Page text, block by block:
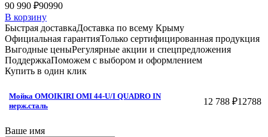
90 990 ₽90990
В корзину
Быстрая доставкаДоставка по всему Крыму
Официальная гарантияТолько сертифицированная продукция
Выгодные ценыРегулярные акции и спецпредложения
ПоддержкаПоможем с выбором и оформлением
Купить в один клик
Мойка OMOIKIRI OMI 44-U/I QUADRO IN
нерж.сталь
12 788 ₽12788
Ваше имя